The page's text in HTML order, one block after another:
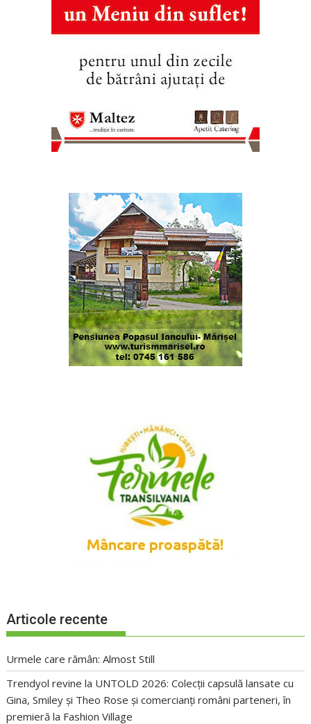
Articole recente
Urmele care rămân: Almost Still
Trendyol revine la UNTOLD 2026: Colecții capsulă lansate cu
Gina, Smiley și Theo Rose și comercianți români parteneri, în
premieră la Fashion Village